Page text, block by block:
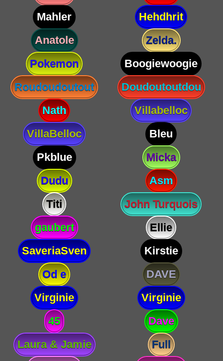
Mahler
Hehdhrit
Anatole
Zelda.
Pokemon
Boogiewoogie
Roudoudoutout
Doudoutoutdou
Nath
Villabelloc
VillaBelloc
Bleu
Pkblue
Micka
Dudu
Asm
Titi
John Turquois
gaubert
Ellie
SaveriaSven
Kirstie
Od e
DAVE
Virginie
Virginie
45
Dave
Laura & Jamie
Full